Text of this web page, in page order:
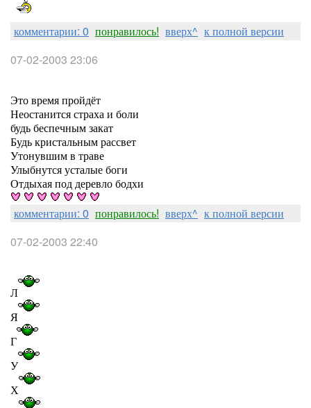
комментарии: 0 понравилось! вверх^ к полной версии
07-02-2003 23:06
Это время пройдёт
Неостанится страха и боли
будь беспечным закат
Будь кристальным рассвет
Утонувшим в траве
Улыбнутся усталые боги
Отдыхая под деревло бодхи
комментарии: 0 понравилось! вверх^ к полной версии
07-02-2003 22:40
Л
Я
Г
У
Х